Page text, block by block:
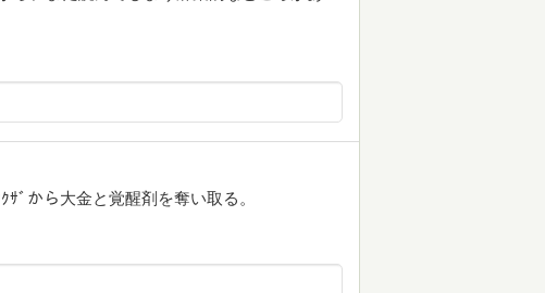
ﾞから大金と覚醒剤を奪い取る。